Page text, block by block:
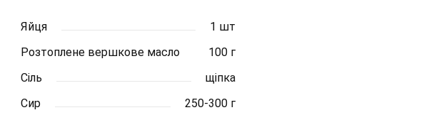
Яйця
1 шт
Розтоплене вершкове масло
100 г
Сіль
щіпка
Сир
250-300 г